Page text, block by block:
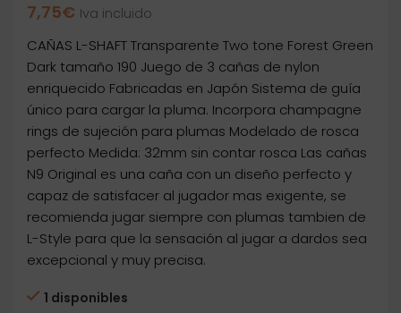
7,75€ Iva incluido
CAÑAS L-SHAFT Transparente Two tone Forest Green
Dark tamaño 190 Juego de 3 cañas de nylon
enriquecido Fabricadas en Japón Sistema de guía
único para cargar la pluma. Incorpora champagne
rings de sujeción para plumas Modelado de rosca
perfecto Medida: 32mm sin contar rosca Las cañas
N9 Original es una caña con un diseño perfecto y
capaz de satisfacer al jugador mas exigente, se
recomienda jugar siempre con plumas tambien de
L-Style para que la sensación al jugar a dardos sea
excepcional y muy precisa.
1 disponibles